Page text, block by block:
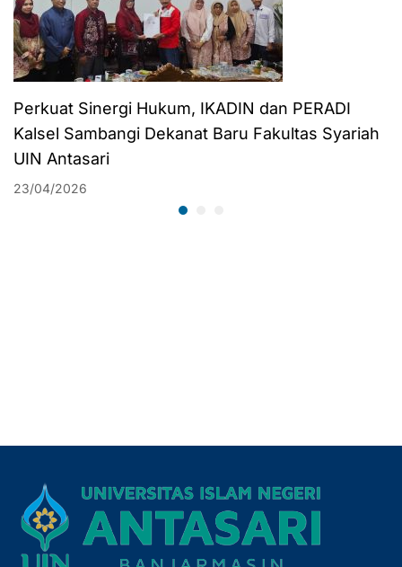
Perkuat Sinergi Hukum, IKADIN dan PERADI
Kalsel Sambangi Dekanat Baru Fakultas Syariah
UIN Antasari
23/04/2026